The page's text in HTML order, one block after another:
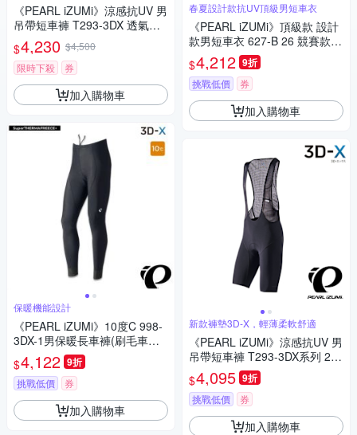
《PEARL iZUMi》涼感抗UV 男
吊帶短車褲 T293-3DX 透氣吊
帶車褲/單車/運動/車服/競賽
$4,230 $4,500
限時下殺
券
加入購物車
保暖機能設計
《PEARL iZUMi》10度C 998-
3DX-1男保暖長車褲(刷毛車褲/
保暖車褲/吸汗/秋冬/入門款/單
車/運動)
$4,122 9折
挑戰低價 券
加入購物車
春夏設計款抗UV頂級男短車衣
《PEARL iZUMi》頂級款 設計
款男短車衣 627-B 26 競賽款/
合身車衣/透氣車衣/春夏車衣/自
行車/運動/車服/日本製
$4,212 9折
挑戰低價 券
加入購物車
新款褲墊3D-X，輕薄柔軟舒適
《PEARL iZUMi》涼感抗UV 男
吊帶短車褲 T293-3DX系列 25
競賽/涼感車褲/吊帶褲/單車/運
動/自行車
$4,095 9折
挑戰低價 券
加入購物車